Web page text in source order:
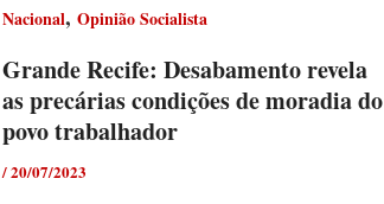
Nacional, Opinião Socialista
Grande Recife: Desabamento revela
as precárias condições de moradia do
povo trabalhador
/20/07/2023